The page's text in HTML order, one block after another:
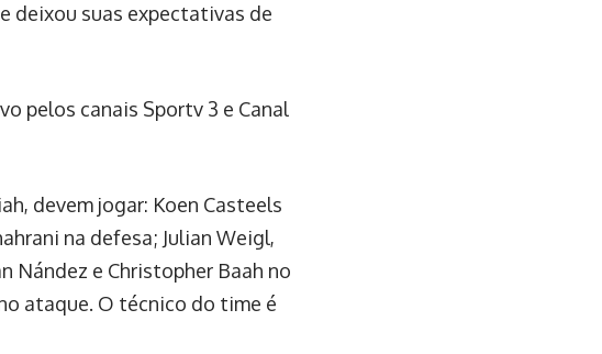
deixou suas expectativas de
pelos canais Sportv 3 e Canal
devem jogar: Koen Casteels
na defesa; Julian Weigl,
Nández e Christopher Baah no
ataque. O técnico do time é